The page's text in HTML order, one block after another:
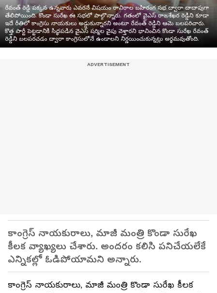
రేవంత్ రెడ్డి పక్కన ఉన్నవారు ఎవరనే విషయం రావిరాల బహిరంగ సభ ద్వారా దాదాపుగా
తేలిపోయింది. కొండా సురేఖ ఈ సభలో పాల్గొన్నారు. గతంలో వైఎస్ రాజశేఖర రెడ్డిని కూడా
ఇదే రీతిలో కాంగ్రెసు నాయకులు అడ్డుకున్నారని అంటూ రేవంత్ రెడ్డిని ఆమె బలపరిచారు.
కొత్త పార్టీ పెట్టడానికి సిద్ధపడిన వైఎస్ షర్మిల వైపు వెళ్తారని భావించిన కొండా సురేఖ రేవంత్
రెడ్డిని బలపరచడం ద్వారా కాంగ్రెసులోనే ఉండాలని నిర్ణయించుకున్నట్లు అర్థమవుతోంది.
కాంగ్రెస్ నాయకురాలు, మాజీ మంత్రి కొండా సురేఖ
కీలక వ్యాఖ్యలు చేశారు. అందరం కలిసి పనిచేయలేకే
ఎన్నికల్లో ఓడిపోయామని అన్నారు.
కాంగ్రెస్ నాయకురాలు, మాజీ మంత్రి కొండా సురేఖ కీలక